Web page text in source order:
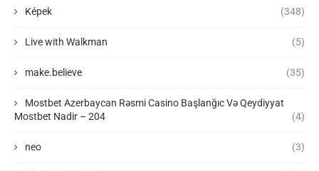
Képek (348)
Live with Walkman (5)
make.believe (35)
Mostbet Azerbaycan Rəsmi Casino Başlanğıc Və Qeydiyyat
Mostbet Nadir – 204
(4)
neo (3)